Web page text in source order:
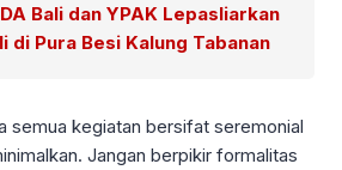
Bali dan YPAK Lepasliarkan
di Pura Besi Kalung Tabanan
semua kegiatan bersifat seremonial
Jangan berpikir formalitas